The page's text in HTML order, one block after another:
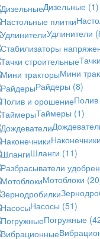
Дизельные (1)
Удлинители
Мини
Райдеры (8)
Таймеры (1)
Наконечники
Шланги (11)
Мотоблоки
Насосы (51)
Погружные